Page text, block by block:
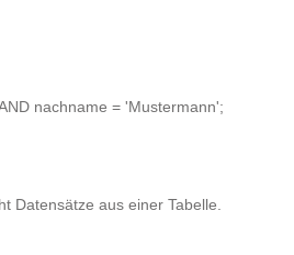
nachname = 'Mustermann';
Datensätze aus einer Tabelle.